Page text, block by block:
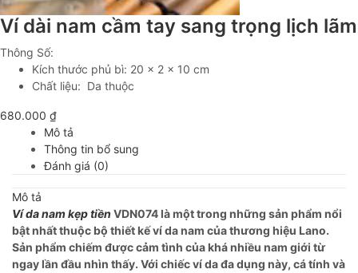
Ví dài nam cầm tay sang trọng lịch
Thông Số:
Kích thước phủ bì: 20 x 2 x 10 cm
Chất liệu: Da thuộc
680.000 ₫
Mô tả
Thông tin bổ sung
Đánh giá (0)
Mô tả
Ví da nam kẹp tiền VDN074 là một trong những sản phẩm nổi
bật nhất thuộc bộ thiết kế ví da nam của thương hiệu Lano.
Sản phẩm chiếm được cảm tình của khá nhiều nam giới từ
ngay lần đầu nhìn thấy. Với chiếc ví da đa dụng này, cá tính và